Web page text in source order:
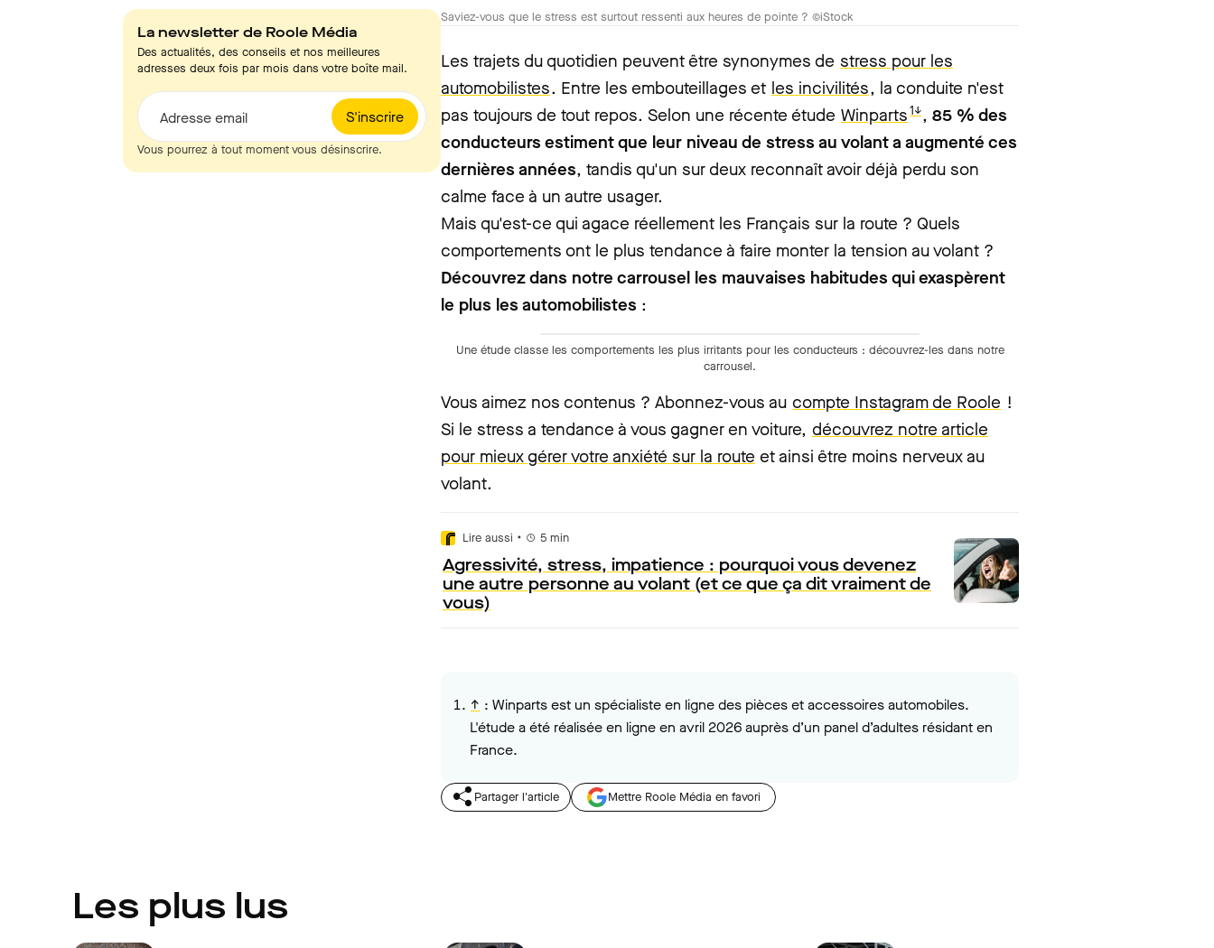
La newsletter de Roole Média
Des actualités, des conseils et nos meilleures
adresses deux fois par mois dans votre boîte mail.
S'inscrire
Adresse email
Vous pourrez à tout moment vous désinscrire.
Saviez-vous que le stress est surtout ressenti aux heures de pointe ? ©iStock
Les trajets du quotidien peuvent être synonymes de stress pour les
automobilistes. Entre les embouteillages et les incivilités, la conduite n'est
pas toujours de tout repos. Selon une récente étude Winparts1↓, 85 % des
conducteurs estiment que leur niveau de stress au volant a augmenté ces
dernières années, tandis qu'un sur deux reconnaît avoir déjà perdu son
calme face à un autre usager.
Mais qu'est-ce qui agace réellement les Français sur la route ? Quels
comportements ont le plus tendance à faire monter la tension au volant ?
Découvrez dans notre carrousel les mauvaises habitudes qui exaspèrent
le plus les automobilistes :
Une étude classe les comportements les plus irritants pour les conducteurs : découvrez-les dans notre
carrousel.
Vous aimez nos contenus ? Abonnez-vous au compte Instagram de Roole !
Si le stress a tendance à vous gagner en voiture, découvrez notre article
pour mieux gérer votre anxiété sur la route et ainsi être moins nerveux au
volant.
Lire aussi • 5 min
Agressivité, stress, impatience : pourquoi vous devenez
une autre personne au volant (et ce que ça dit vraiment de
vous)
↑ : Winparts est un spécialiste en ligne des pièces et accessoires automobiles.
L'étude aété réalisée en ligne en avril 2026 auprès d’un panel d’adultes résidant en
France.
Partager l'article Mettre Roole Média en favori
Les plus lus